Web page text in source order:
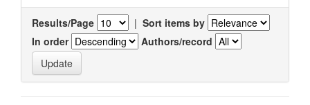
Results/Page | Sort items by
In order
Authors/record